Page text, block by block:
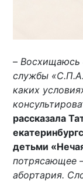
– Восхищаюсь
службы
каких
рассказала
детьми
потрясающее
абортария.